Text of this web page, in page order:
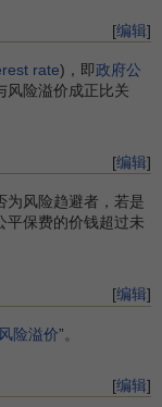
[编辑]
rate)，即政府公
风险溢价成正比关
[编辑]
为风险趋避者，若是
平保费的价钱超过未
[编辑]
险溢价”。
[编辑]